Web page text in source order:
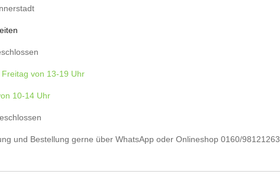
Freitag von 13-19 Uhr
10-14 Uhr
und Bestellung gerne über WhatsApp oder Onlineshop 0160/98121263